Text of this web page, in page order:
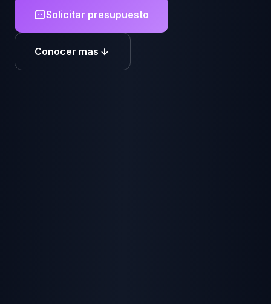
Solicitar presupuesto
Conocer mas